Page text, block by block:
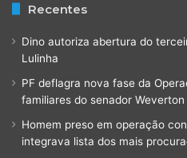
Recentes
Dino autoriza abertura do
Lulinha
PF deflagra nova fase da
familiares do senador Weverton
Homem preso em operação
integrava lista dos mais